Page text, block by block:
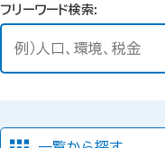
フリーワード検索